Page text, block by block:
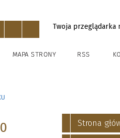
Twoja przeglądarka
MAPA STRONY RSS
Strona